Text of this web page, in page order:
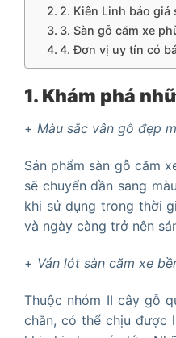
2. Kiên Linh báo giá
3. Sàn gỗ căm xe
4. Đơn vị uy tín có
1. Khám phá
+ Màu sắc vân gỗ đẹp
Sản phẩm sàn gỗ căm
sẽ chuyển dần sang
khi sử dụng trong thời
và ngày càng trở nên
+ Ván lót sàn căm xe
Thuộc nhóm II cây gỗ
chắn, có thể chịu được